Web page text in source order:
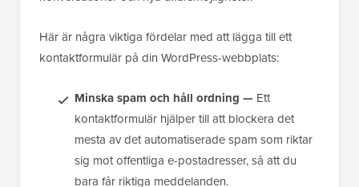
Här är några viktiga fördelar med att lägga till ett
kontaktformulär på din WordPress-webbplats:
Minska spam och håll ordning — Ett
kontaktformulär hjälper till att blockera det
mesta av det automatiserade spam som riktar
sig mot offentliga e-postadresser, så att du
bara får riktiga meddelanden.